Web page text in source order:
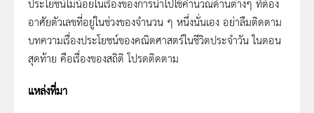
อาศัยตัวเลขที่อยู่ในช่วงของจำนวน ๆ หนึ่งนั่นเอง อย่าลืมติดตาม
บทความเรื่องประโยชน์ของคณิตศาสตร์ในชีวิตประจำวัน ในตอน
สุดท้าย คือเรื่องของสถิติ โปรดติดตาม
แหล่งที่มา